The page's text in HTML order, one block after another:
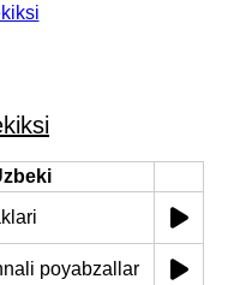
poyabzallar